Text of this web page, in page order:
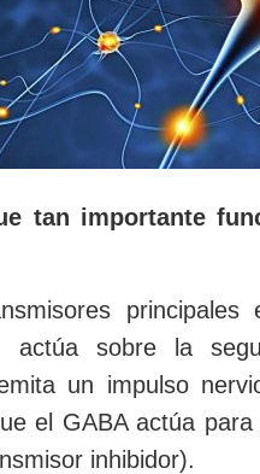
tan importante
actúa sobre la
un impulso
el GABA actúa
inhibidor).